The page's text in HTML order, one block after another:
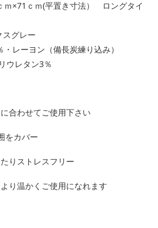
×71ｃｍ(平置き寸法） ロングタイ
グレー
ヨン（備長炭練り込み）
ウレタン3％
合わせてご使用下さい
をカバー
りストレスフリー
り温かくご使用になれます